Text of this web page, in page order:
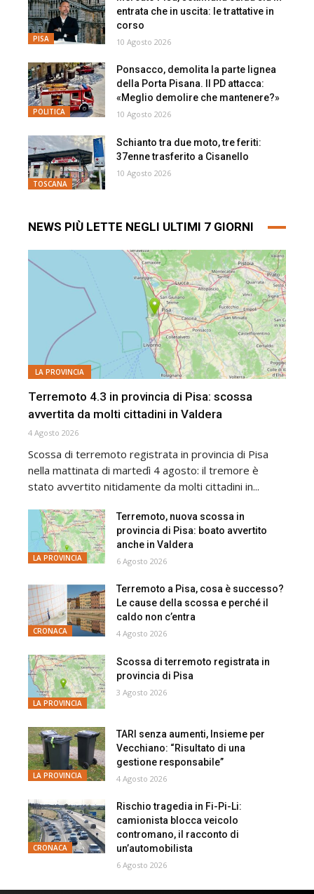
PISA
entrata che in uscita: le trattative in
corso
10 Agosto 2026
POLITICA
Ponsacco, demolita la parte lignea
della Porta Pisana. Il PD attacca:
«Meglio demolire che mantenere?»
10 Agosto 2026
TOSCANA
Schianto tra due moto, tre feriti:
37enne trasferito a Cisanello
10 Agosto 2026
NEWS PIÙ LETTE NEGLI ULTIMI 7 GIORNI
LA PROVINCIA
Terremoto 4.3 in provincia di Pisa: scossa
avvertita da molti cittadini in Valdera
4 Agosto 2026
Scossa di terremoto registrata in provincia di Pisa
nella mattinata di martedì 4 agosto: il tremore è
stato avvertito nitidamente da molti cittadini in...
LA PROVINCIA
Terremoto, nuova scossa in
provincia di Pisa: boato avvertito
anche in Valdera
6 Agosto 2026
CRONACA
Terremoto a Pisa, cosa è successo?
Le cause della scossa e perché il
caldo non c’entra
4 Agosto 2026
LA PROVINCIA
Scossa di terremoto registrata in
provincia di Pisa
3 Agosto 2026
LA PROVINCIA
TARI senza aumenti, Insieme per
Vecchiano: “Risultato di una
gestione responsabile”
4 Agosto 2026
CRONACA
Rischio tragedia in Fi-Pi-Li:
camionista blocca veicolo
contromano, il racconto di
un’automobilista
6 Agosto 2026